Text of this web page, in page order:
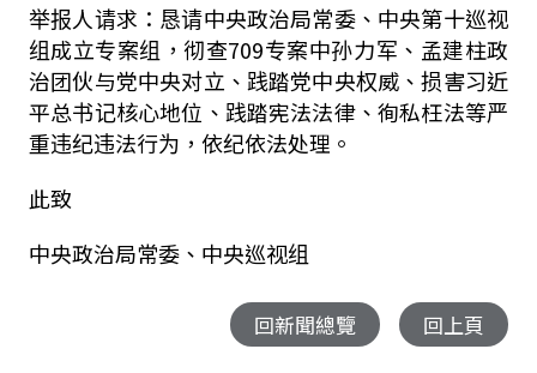
举报人请求：恳请中央政治局常委、中央第十巡视
组成立专案组，彻查709专案中孙力军、孟建柱政
治团伙与党中央对立、践踏党中央权威、损害习近
平总书记核心地位、践踏宪法法律、徇私枉法等严
重违纪违法行为，依纪依法处理。
此致
中央政治局常委、中央巡视组
回新聞總覽 回上頁